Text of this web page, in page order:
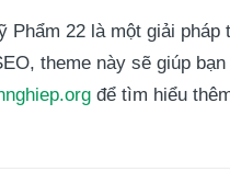
Phẩm 22 là một giải
theme này sẽ giúp
để tìm hiểu